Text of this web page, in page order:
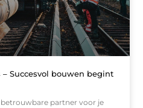
Succesvol bouwen begint
betrouwbare partner voor je